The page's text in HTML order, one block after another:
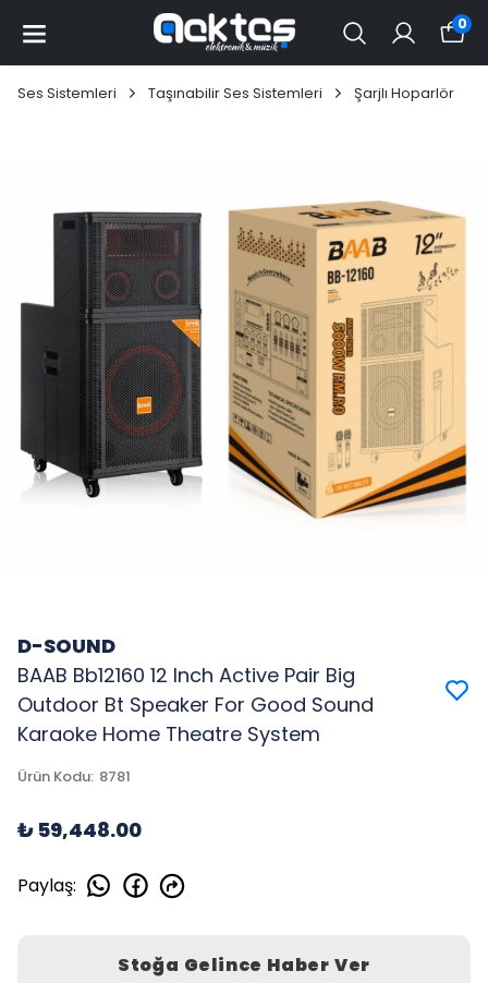
0
Ses Sistemleri Taşınabilir Ses Sistemleri Şarjlı Hoparlör
D-SOUND
BAAB Bb12160 12 Inch Active Pair Big
Outdoor Bt Speaker For Good Sound
Karaoke Home Theatre System
Ürün Kodu: 8781
₺ 59,448.00
Paylaş:
Stoğa Gelince Haber Ver